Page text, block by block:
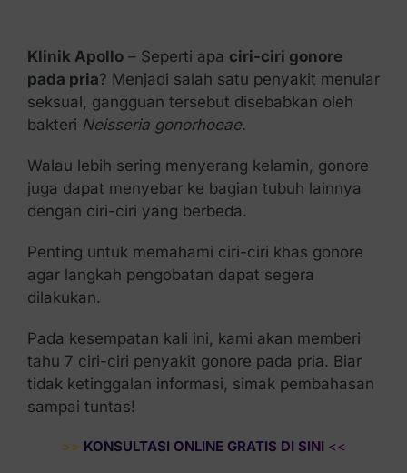
Klinik Apollo– Seperti apa ciri-ciri gonore
pada pria? Menjadi salah satu penyakit menular
seksual, gangguan tersebut disebabkan oleh
bakteri Neisseria gonorhoeae.
Walau lebih sering menyerang kelamin, gonore
juga dapat menyebar ke bagian tubuh lainnya
dengan ciri-ciri yang berbeda.
Penting untuk memahami ciri-ciri khas gonore
agar langkah pengobatan dapat segera
dilakukan.
Pada kesempatan kali ini, kami akan memberi
tahu 7 ciri-ciri penyakit gonore pada pria. Biar
tidak ketinggalan informasi, simak pembahasan
sampai tuntas!
>> KONSULTASI ONLINE GRATIS DI SINI <<